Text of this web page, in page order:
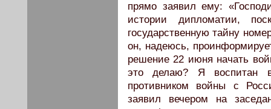
прямо заявил ему:
истории дипломатии,
государственную тайну
он, надеюсь,
решение 22 июня начать
это делаю? Я воспитан
противником войны с
заявил вечером на